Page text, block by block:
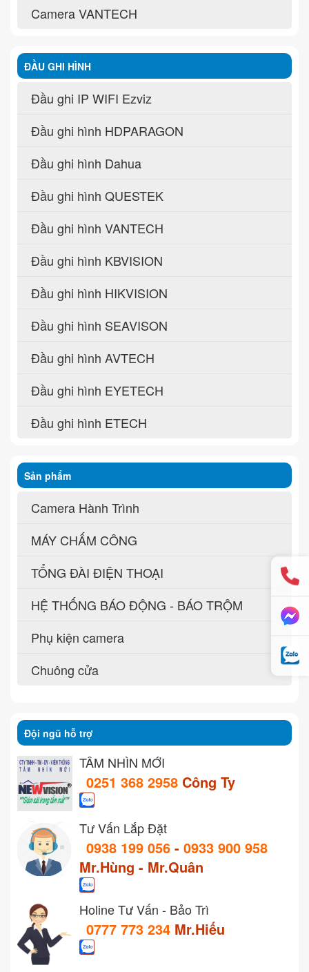
Camera VANTECH
ĐẦU GHI HÌNH
Đầu ghi IP WIFI Ezviz
Đầu ghi hình HDPARAGON
Đầu ghi hình Dahua
Đầu ghi hình QUESTEK
Đầu ghi hình VANTECH
Đầu ghi hình KBVISION
Đầu ghi hình HIKVISION
Đầu ghi hình SEAVISON
Đầu ghi hình AVTECH
Đầu ghi hình EYETECH
Đầu ghi hình ETECH
Sản phẩm
Camera Hành Trình
MÁY CHẤM CÔNG
TỔNG ĐÀI ĐIỆN THOẠI
HỆ THỐNG BÁO ĐỘNG - BÁO TRỘM
Phụ kiện camera
Chuông cửa
Đội ngũ hỗ trợ
TẦM NHÌN MỚI
0251 368 2958 Công Ty
Tư Vấn Lắp Đặt
0938 199 056 - 0933 900 958
Mr.Hùng - Mr.Quân
Holine Tư Vấn - Bảo Trì
0777 773 234 Mr.Hiếu